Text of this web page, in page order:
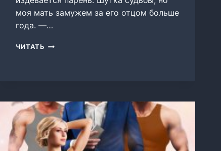
моя мать замужем за его отцом больше
года. —…
ЧИТАТЬ ХОЧУ